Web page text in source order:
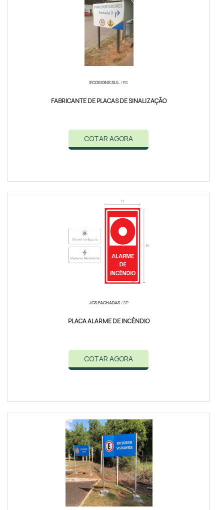
ECOSIGNS SUL/ RS
FABRICANTE DE PLACAS DE SINALIZAÇÃO
COTAR AGORA
JCS FACHADAS/ SP
PLACA ALARME DE INCÊNDIO
COTAR AGORA